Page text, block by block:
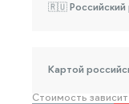
🇷🇺 Российский
Картой
Стоимость